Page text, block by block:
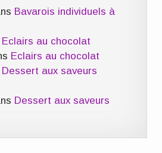
Bavarois individuels à
Eclairs au chocolat
Eclairs au chocolat
Dessert aux saveurs
Dessert aux saveurs